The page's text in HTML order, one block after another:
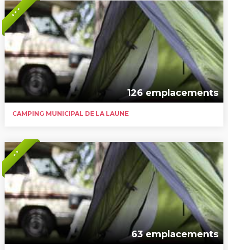
* * *
126 emplacements
CAMPING MUNICIPAL DE LA LAUNE
* *
63 emplacements